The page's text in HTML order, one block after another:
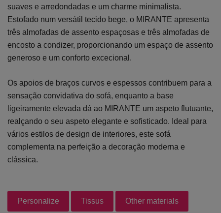
suaves e arredondadas e um charme minimalista.
Estofado num versátil tecido bege, o MIRANTE apresenta
três almofadas de assento espaçosas e três almofadas de
encosto a condizer, proporcionando um espaço de assento
generoso e um conforto excecional.
Os apoios de braços curvos e espessos contribuem para a
sensação convidativa do sofá, enquanto a base
ligeiramente elevada dá ao MIRANTE um aspeto flutuante,
realçando o seu aspeto elegante e sofisticado. Ideal para
vários estilos de design de interiores, este sofá
complementa na perfeição a decoração moderna e
clássica.
Personalize Tissus Other materials